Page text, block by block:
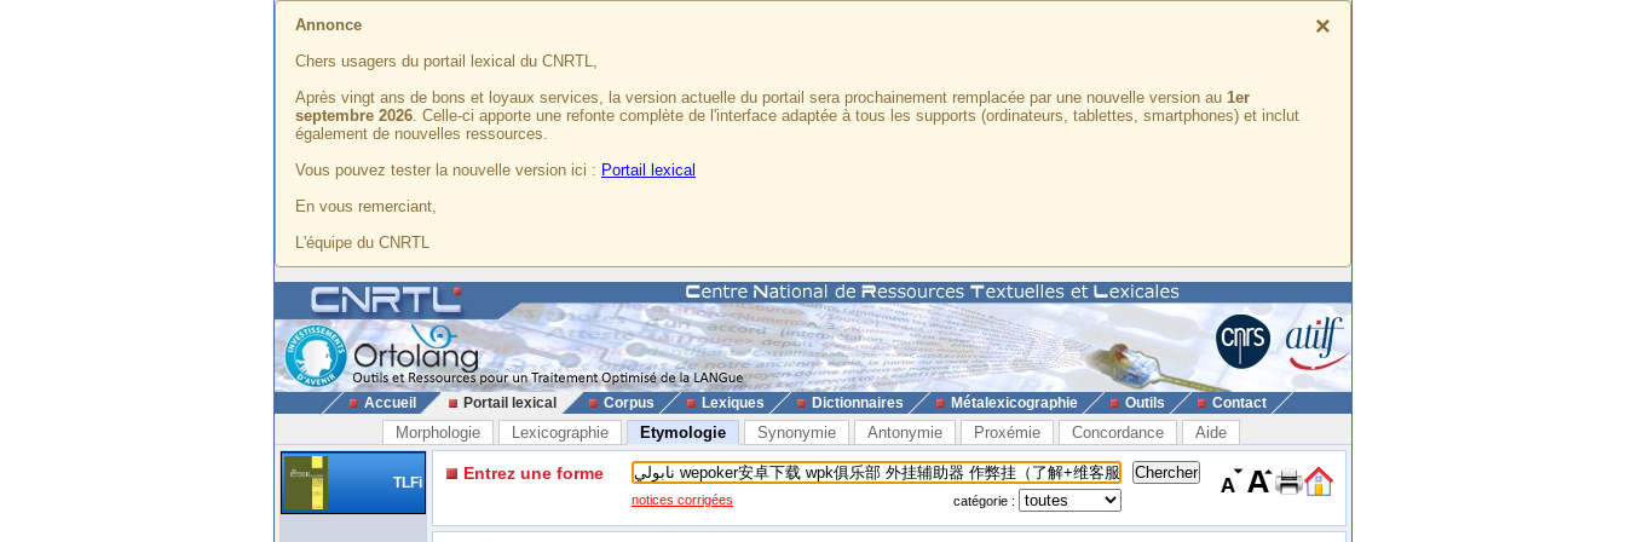
×
Annonce
Chers usagers du portail lexical du CNRTL,
Après vingt ans de bons et loyaux services, la version actuelle du portail sera prochainement remplacée par une nouvelle version au 1er
septembre 2026. Celle-ci apporte une refonte complète de l'interface adaptée à tous les supports (ordinateurs, tablettes, smartphones) et inclut
également de nouvelles ressources.
Vous pouvez tester la nouvelle version ici : Portail lexical
En vous remerciant,
L'équipe du CNRTL
Accueil Portail lexical Corpus Lexiques Dictionnaires Métalexicographie Outils Contact
Morphologie Lexicographie Etymologie Synonymie Antonymie Proxémie Concordance Aide
TLFi Entrez une forme
notices corrigées catégorie :